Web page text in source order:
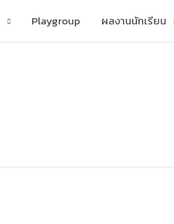
Playgroup ผลงานนักเรียน